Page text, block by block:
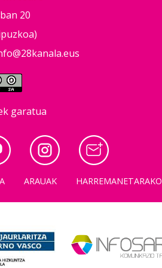
20
garatua
ARAUAK HARREMANETARAKO